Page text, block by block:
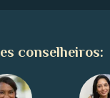
conselheiros: